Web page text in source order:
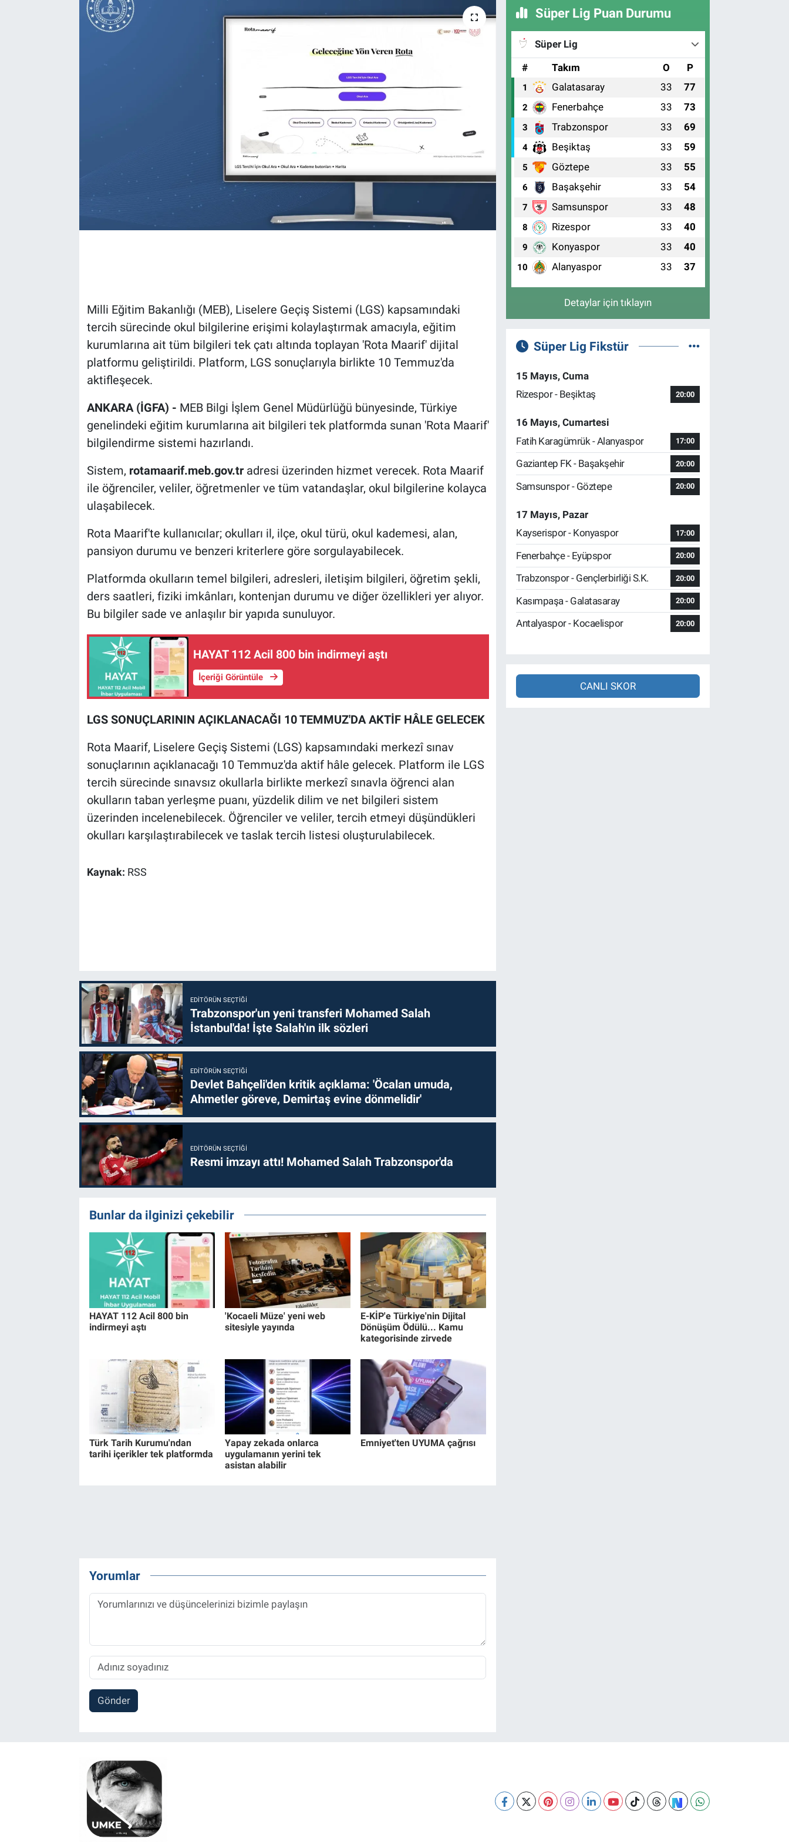
Milli Eğitim Bakanlığı (MEB), Liselere Geçiş Sistemi (LGS) kapsamındaki
tercih sürecinde okul bilgilerine erişimi kolaylaştırmak amacıyla, eğitim
kurumlarına ait tüm bilgileri tek çatı altında toplayan 'Rota Maarif' dijital
platformu geliştirildi. Platform, LGS sonuçlarıyla birlikte 10 Temmuz'da
aktifleşecek.
ANKARA (İGFA) - MEB Bilgi İşlem Genel Müdürlüğü bünyesinde, Türkiye
genelindeki eğitim kurumlarına ait bilgileri tek platformda sunan 'Rota Maarif'
bilgilendirme sistemi hazırlandı.
Sistem, rotamaarif.meb.gov.tr adresi üzerinden hizmet verecek. Rota Maarif
ile öğrenciler, veliler, öğretmenler ve tüm vatandaşlar, okul bilgilerine kolayca
ulaşabilecek.
Rota Maarif'te kullanıcılar; okulları il, ilçe, okul türü, okul kademesi, alan,
pansiyon durumu ve benzeri kriterlere göre sorgulayabilecek.
Platformda okulların temel bilgileri, adresleri, iletişim bilgileri, öğretim şekli,
ders saatleri, fiziki imkânları, kontenjan durumu ve diğer özellikleri yer alıyor.
Bu bilgiler sade ve anlaşılır bir yapıda sunuluyor.
HAYAT 112 Acil 800 bin indirmeyi aştı
İçeriği Görüntüle
LGS SONUÇLARININ AÇIKLANACAĞI 10 TEMMUZ'DA AKTİF HÂLE GELECEK
Rota Maarif, Liselere Geçiş Sistemi (LGS) kapsamındaki merkezî sınav
sonuçlarının açıklanacağı 10 Temmuz'da aktif hâle gelecek. Platform ile LGS
tercih sürecinde sınavsız okullarla birlikte merkezî sınavla öğrenci alan
okulların taban yerleşme puanı, yüzdelik dilim ve net bilgileri sistem
üzerinden incelenebilecek. Öğrenciler ve veliler, tercih etmeyi düşündükleri
okulları karşılaştırabilecek ve taslak tercih listesi oluşturulabilecek.
Kaynak: RSS
EDITÖRÜN SEÇTIĞI
Trabzonspor'un yeni transferi Mohamed Salah
İstanbul'da! İşte Salah'ın ilk sözleri
EDITÖRÜN SEÇTIĞI
Devlet Bahçeli'den kritik açıklama: 'Öcalan umuda,
Ahmetler göreve, Demirtaş evine dönmelidir'
EDITÖRÜN SEÇTIĞI
Resmi imzayı attı! Mohamed Salah Trabzonspor'da
Bunlar da ilginizi çekebilir
HAYAT 112 Acil 800 bin
indirmeyi aştı
'Kocaeli Müze' yeni web
sitesiyle yayında
E-KİP'e Türkiye'nin Dijital
Dönüşüm Ödülü... Kamu
kategorisinde zirvede
Türk Tarih Kurumu'ndan
tarihi içerikler tek platformda
Yapay zekada onlarca
uygulamanın yerini tek
asistan alabilir
Emniyet'ten UYUMA çağrısı
Yorumlar
Gönder
Süper Lig Puan Durumu
Süper Lig
#
Takım O P
1 Galatasaray 33 77
2 Fenerbahçe 33 73
3 Trabzonspor 33 69
4 Beşiktaş 33 59
5 Göztepe 33 55
6 Başakşehir 33 54
7 Samsunspor 33 48
8 Rizespor 33 40
9 Konyaspor 33 40
10 Alanyaspor 33 37
Detaylar için tıklayın
Süper Lig Fikstür
15 Mayıs, Cuma
Rizespor - Beşiktaş
20:00
16 Mayıs, Cumartesi
Fatih Karagümrük - Alanyaspor
17:00
Gaziantep FK - Başakşehir 20:00
Samsunspor - Göztepe 20:00
17 Mayıs, Pazar
Kayserispor - Konyaspor
17:00
Fenerbahçe - Eyüpspor 20:00
Trabzonspor - Gençlerbirliği S.K. 20:00
Kasımpaşa - Galatasaray 20:00
Antalyaspor - Kocaelispor 20:00
CANLI SKOR